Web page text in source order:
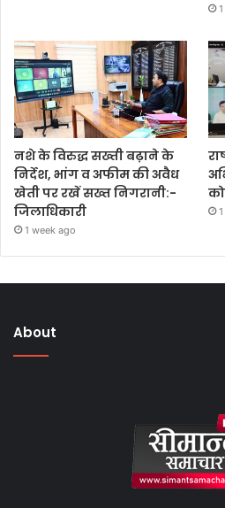
नशे के विरुद्ध सख्ती बढ़ाने के
निर्देश, भांग व अफीम की अवैध
खेती पर रखें सख्त निगरानी:-
जिलाधिकारी
1 week ago
About